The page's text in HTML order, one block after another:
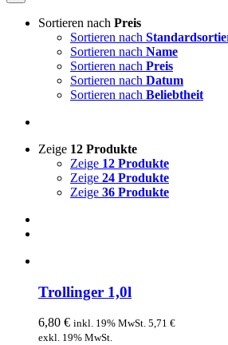
Sortieren nach Preis
Sortieren nach
Sortieren nach Name
Sortieren nach Preis
Sortieren nach Datum
Sortieren nach Beliebtheit
Zeige 12 Produkte
Zeige 12 Produkte
Zeige 24 Produkte
Zeige 36 Produkte
Trollinger 1,0l
6,80 € inkl. 19% MwSt. 5,71 €
exkl. 19% MwSt.